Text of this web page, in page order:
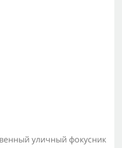
уличный фокусник